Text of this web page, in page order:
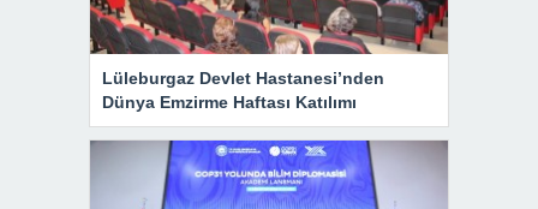
Lüleburgaz Devlet Hastanesi’nden
Dünya Emzirme Haftası Katılımı